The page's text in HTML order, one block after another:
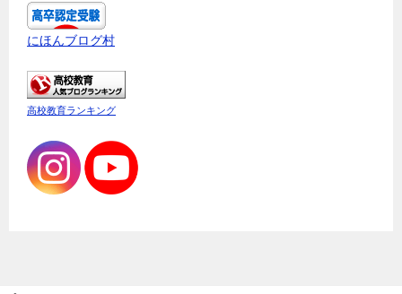
にほんブログ村
高校教育ランキング